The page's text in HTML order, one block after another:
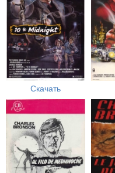
Скачать